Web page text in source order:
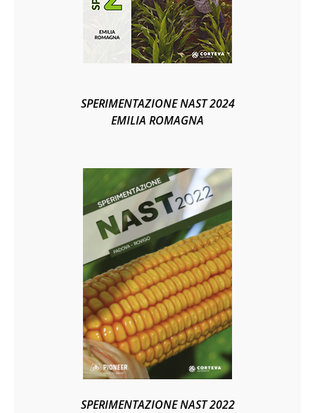
SPERIMENTAZIONE NAST 2024
EMILIA ROMAGNA
SPERIMENTAZIONE NAST 2022